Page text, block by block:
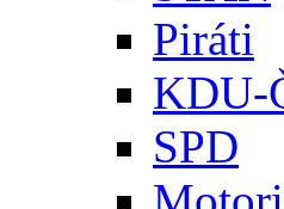
Piráti
KDU-
SPD